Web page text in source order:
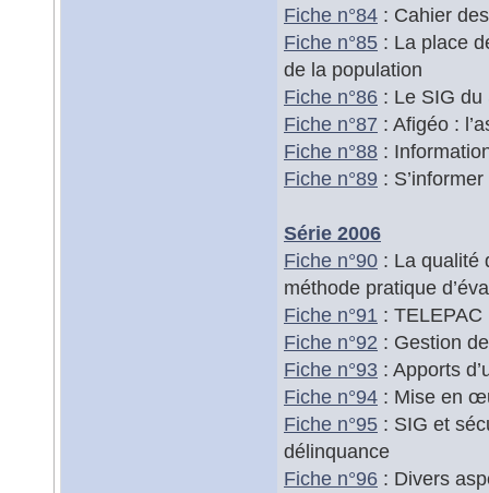
Fiche n°84 : Cahier
Fiche n°85 : La place
de la population
Fiche n°86 : Le SIG du
Fiche n°87 : Afigéo :
Fiche n°88 :
Fiche n°89 :
Série 2006
Fiche n°90 : La qualité
méthode pratique
Fiche n°91 :
Fiche n°92 : Gestion
Fiche n°93 : Apports
Fiche n°94 : Mise en
Fiche n°95 : SIG et
délinquance
Fiche n°96 : Divers